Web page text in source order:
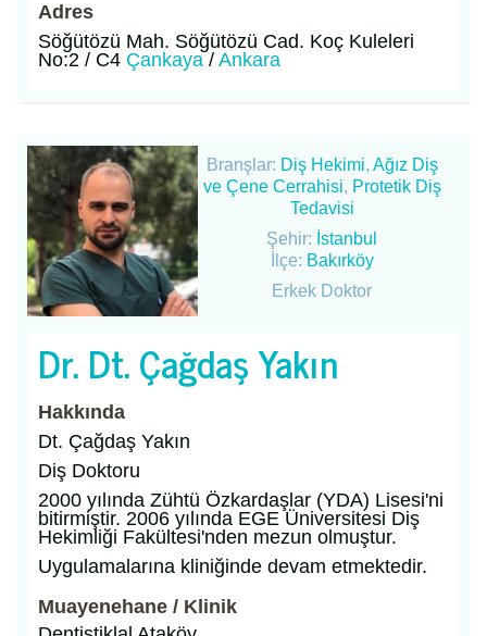
Adres
Söğütözü Mah. Söğütözü Cad. Koç Kuleleri
No:2 / C4 Çankaya / Ankara
Branşlar: Diş Hekimi, Ağız Diş
ve Çene Cerrahisi, Protetik Diş
Tedavisi
Şehir: İstanbul
İlçe: Bakırköy
Erkek Doktor
Dr. Dt. Çağdaş Yakın
Hakkında
Dt. Çağdaş Yakın
Diş Doktoru
2000 yılında Zühtü Özkardaşlar (YDA) Lisesi'ni
bitirmiştir. 2006 yılında EGE Üniversitesi Diş
Hekimliği Fakültesi'nden mezun olmuştur.
Uygulamalarına kliniğinde devam etmektedir.
Muayenehane / Klinik